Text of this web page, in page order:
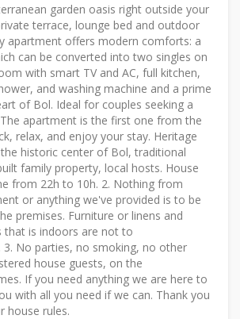
garden oasis right outside your
terrace, lounge bed and outdoor
apartment offers modern comforts: a
can be converted into two singles on
with smart TV and AC, full kitchen,
and washing machine and a prime
of Bol. Ideal for couples seeking a
apartment is the first one from the
relax, and enjoy your stay. Heritage
historic center of Bol, traditional
family property, local hosts. House
from 22h to 10h. 2. Nothing from
or anything we've provided is to be
premises. Furniture or linens and
is indoors are not to
3. No parties, no smoking, no other
house guests, on the
If you need anything we are here to
with all you need if we can. Thank you
house rules.